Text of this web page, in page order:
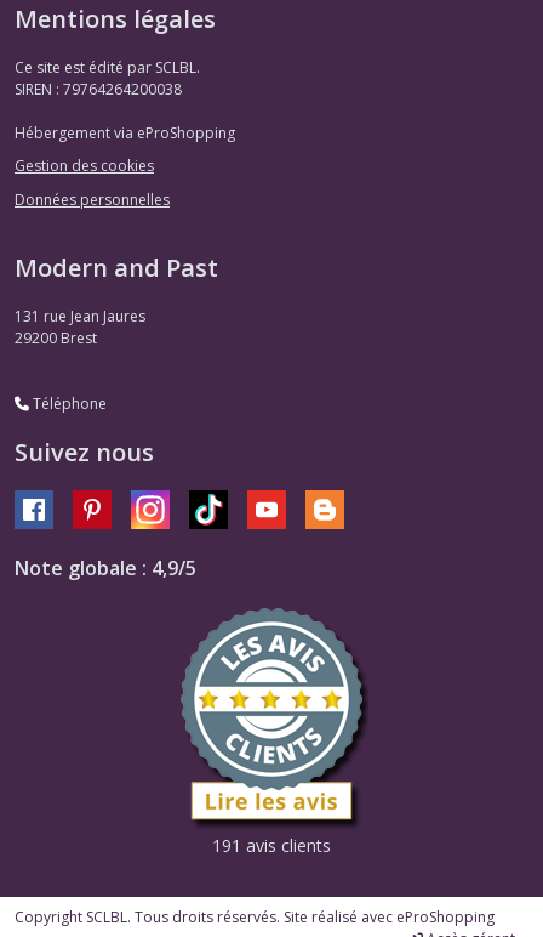
Mentions légales
Ce site est édité par SCLBL.
SIREN : 79764264200038
Hébergement via eProShopping
Gestion des cookies
Données personnelles
Modern and Past
131 rue Jean Jaures
29200 Brest
Téléphone
Suivez nous
Note globale : 4,9/5
191 avis clients
Copyright SCLBL. Tous droits réservés. Site réalisé avec eProShopping